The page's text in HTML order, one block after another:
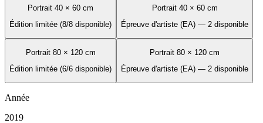
Portrait 40 × 60 cm
Édition limitée (8/8 disponible)
Portrait 40 × 60 cm
Épreuve d'artiste (EA) — 2 disponible
Portrait 80 × 120 cm
Édition limitée (6/6 disponible)
Portrait 80 × 120 cm
Épreuve d'artiste (EA) — 2 disponible
Année
2019